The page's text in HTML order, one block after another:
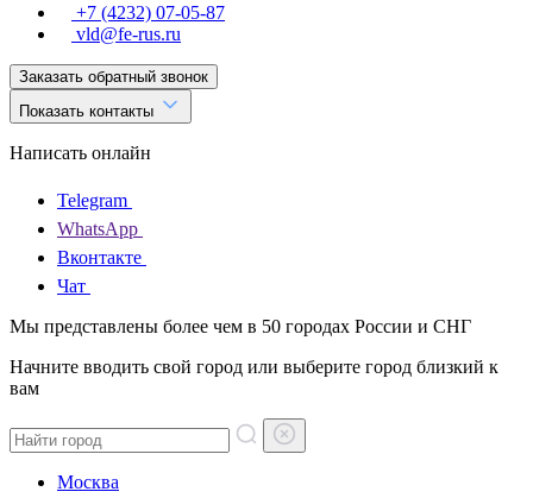
+7 (4232) 07-05-87
vld@fe-rus.ru
Заказать обратный звонок
Показать контакты
Написать онлайн
Telegram
WhatsApp
Вконтакте
Чат
Мы представлены более чем в 50 городах России и СНГ
Начните вводить свой город или выберите город близкий к
вам
Москва